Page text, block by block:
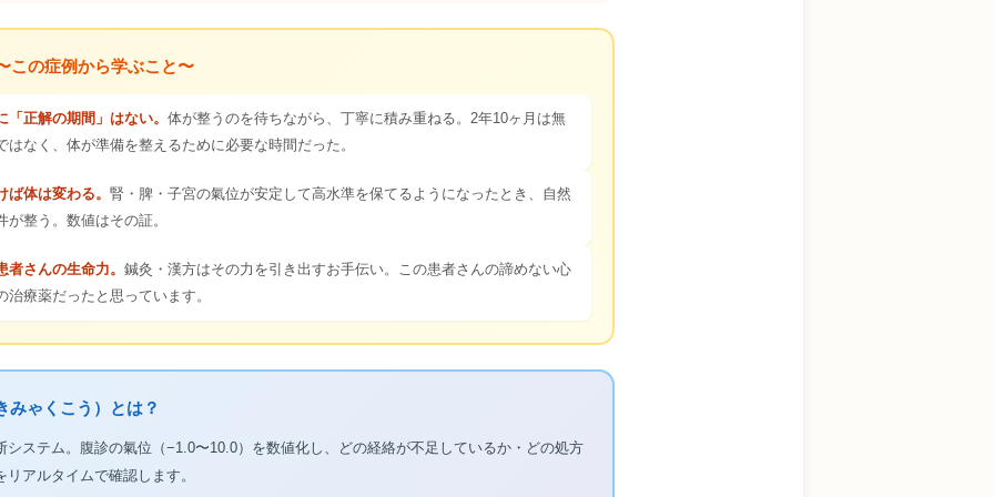
この症例から学ぶこと〜
「正解の期間」はない。 体が整うのを待ちながら、丁寧に積み重ねる。2年10ヶ月は無
はなく、体が準備を整えるために必要な時間だった。
ば体は変わる。 腎・脾・子宮の氣位が安定して高水準を保てるようになったとき、自然
が整う。数値はその証。
者さんの生命力。 鍼灸・漢方はその力を引き出すお手伝い。この患者さんの諦めない心
治療薬だったと思っています。
みゃくこう）とは？
システム。腹診の氣位（−1.0〜10.0）を数値化し、どの経絡が不足しているか・どの処方
アルタイムで確認します。